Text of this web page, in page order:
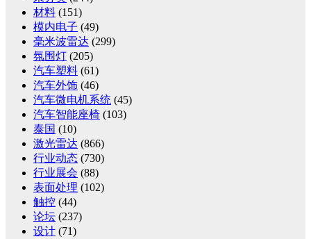
材料 (151)
模内电子 (49)
毫米波雷达 (299)
氛围灯 (205)
汽车塑料 (61)
汽车外饰 (46)
汽车微电机系统 (45)
汽车智能座椅 (103)
泰国 (10)
激光雷达 (866)
行业动态 (730)
行业展会 (88)
表面处理 (102)
触控 (44)
论坛 (237)
设计 (71)